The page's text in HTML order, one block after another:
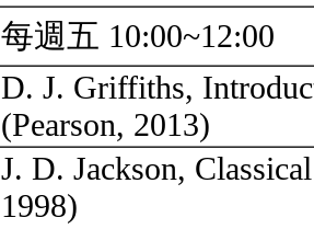
每週五 10:00~12:00
D. J. Griffiths,
(Pearson, 2013)
J. D. Jackson,
1998)